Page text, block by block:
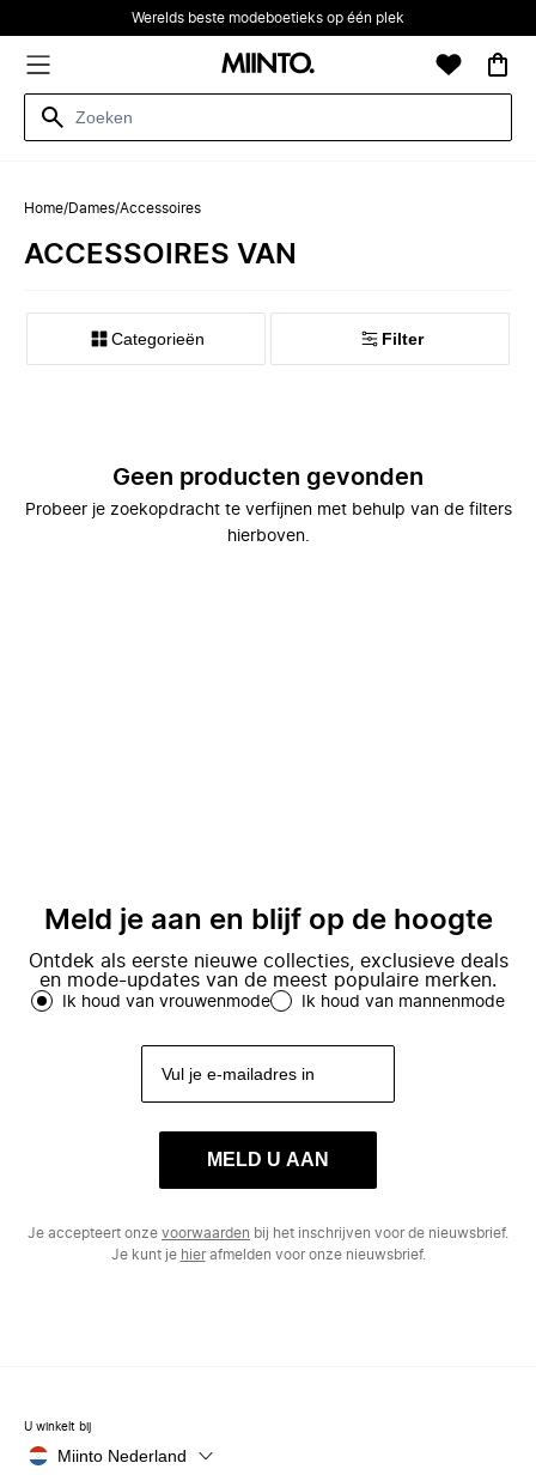
Werelds beste modeboetieks op één plek
Home/Dames/Accessoires
ACCESSOIRES VAN
Categorieën Filter
Geen producten gevonden
Probeer je zoekopdracht te verfijnen met behulp van de filters
hierboven.
Meld je aan en blijf op de hoogte
Ontdek als eerste nieuwe collecties, exclusieve deals
en mode-updates van de meest populaire merken.
Ik houd van vrouwenmode Ik houd van mannenmode
MELD U AAN
Je accepteert onze voorwaarden bij het inschrijven voor de nieuwsbrief.
Je kunt je hierafmelden voor onze nieuwsbrief.
U winkelt bij
Miinto Nederland